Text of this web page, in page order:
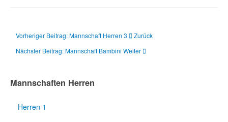
Vorheriger Beitrag: Mannschaft Herren 3
Zurück
Nächster Beitrag: Mannschaft Bambini Weiter
Mannschaften Herren
Herren 1